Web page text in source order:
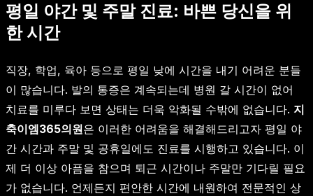
평일 야간 및 주말 진료: 바쁜 당신을 위
한 시간
직장, 학업, 육아 등으로 평일 낮에 시간을 내기 어려운 분들
이 많습니다. 발의 통증은 계속되는데 병원 갈 시간이 없어
치료를 미루다 보면 상태는 더욱 악화될 수밖에 없습니다. 지
축이엠365의원은 이러한 어려움을 해결해드리고자 평일 야
간 시간과 주말 및 공휴일에도 진료를 시행하고 있습니다. 이
제 더 이상 아픔을 참으며 퇴근 시간이나 주말만 기다릴 필요
가 없습니다. 언제든지 편안한 시간에 내원하여 전문적인 상